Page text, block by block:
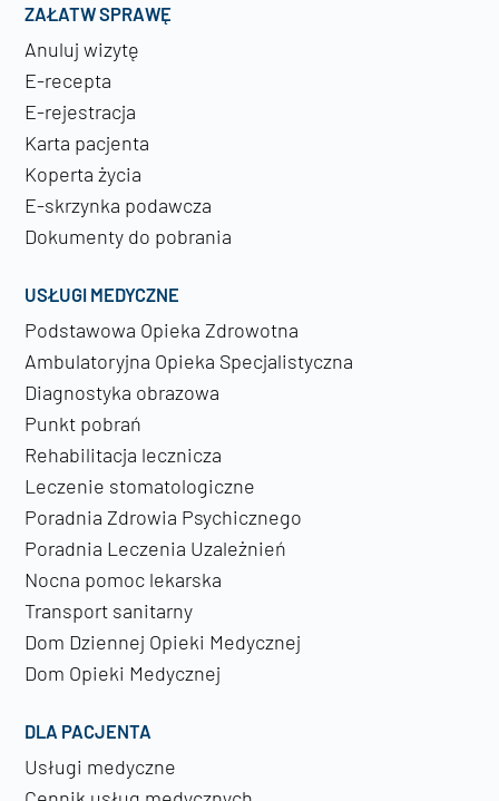
ZAŁATW SPRAWĘ
Anuluj wizytę
E-recepta
E-rejestracja
Karta pacjenta
Koperta życia
E-skrzynka podawcza
Dokumenty do pobrania
USŁUGI MEDYCZNE
Podstawowa Opieka Zdrowotna
Ambulatoryjna Opieka Specjalistyczna
Diagnostyka obrazowa
Punkt pobrań
Rehabilitacja lecznicza
Leczenie stomatologiczne
Poradnia Zdrowia Psychicznego
Poradnia Leczenia Uzależnień
Nocna pomoc lekarska
Transport sanitarny
Dom Dziennej Opieki Medycznej
Dom Opieki Medycznej
DLA PACJENTA
Usługi medyczne